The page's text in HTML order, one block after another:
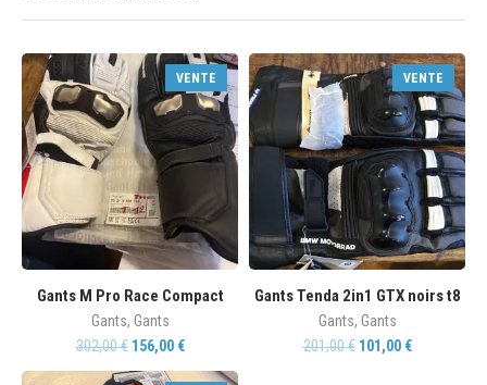
VENTE
Gants M Pro Race Compact
Gants, Gants
302,00€ 156,00 €
VENTE
Gants Tenda 2in1 GTX noirs t8
Gants, Gants
201,00€ 101,00 €